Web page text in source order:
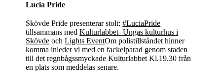
Lucia Pride
Skövde Pride presenterar stolt:#LuciaPride
tillsammans medKulturlabbet- Ungas kulturhus i
Skövde ochLights EventOm polistillståndet hinner
komma inleder vi med en fackelparad genom staden
till det regnbågssmyckade Kulturlabbet Kl.19.30 från
en plats som meddelas senare.